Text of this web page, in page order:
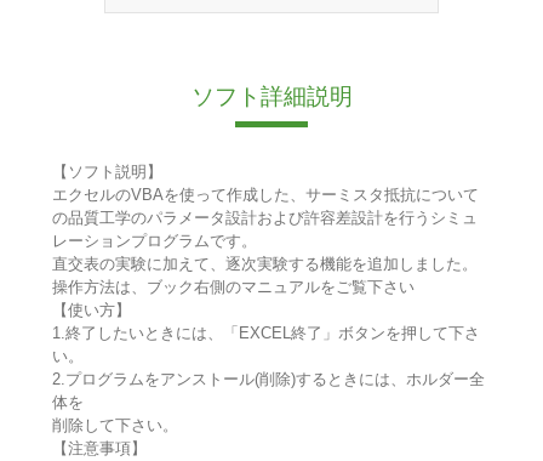
ソフト詳細説明
【ソフト説明】
エクセルのVBAを使って作成した、サーミスタ抵抗について
の品質工学のパラメータ設計および許容差設計を行うシミュ
レーションプログラムです。
直交表の実験に加えて、逐次実験する機能を追加しました。
操作方法は、ブック右側のマニュアルをご覧下さい
【使い方】
1.終了したいときには、「EXCEL終了」ボタンを押して下さ
い。
2.プログラムをアンストール(削除)するときには、ホルダー全
体を
削除して下さい。
【注意事項】